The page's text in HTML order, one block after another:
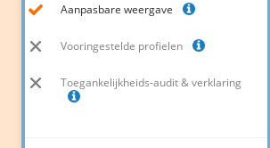
Aanpasbare weergave
Vooringestelde profielen
Toegankelijkheids-audit & verklaring